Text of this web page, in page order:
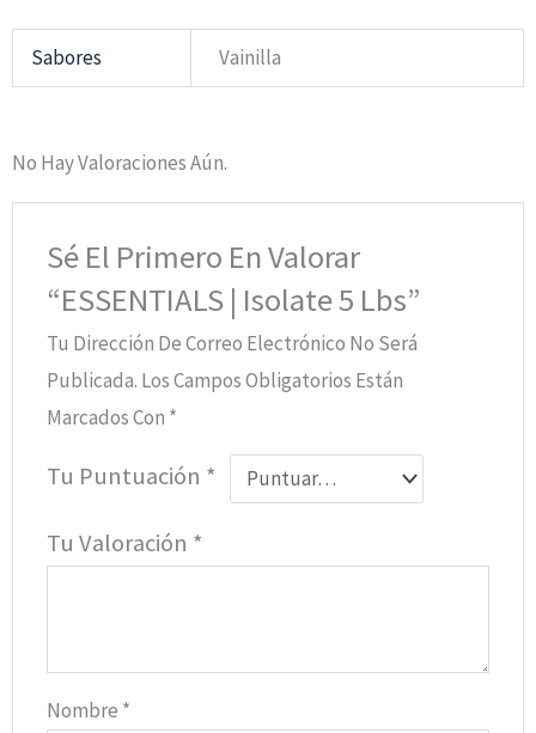
Sabores Vainilla
No Hay Valoraciones Aún.
Sé El Primero En Valorar
“ESSENTIALS | Isolate 5 Lbs”
Tu Dirección De Correo Electrónico No Será
Publicada. Los Campos Obligatorios Están
Marcados Con *
Tu Puntuación *
Tu Valoración *
Nombre *